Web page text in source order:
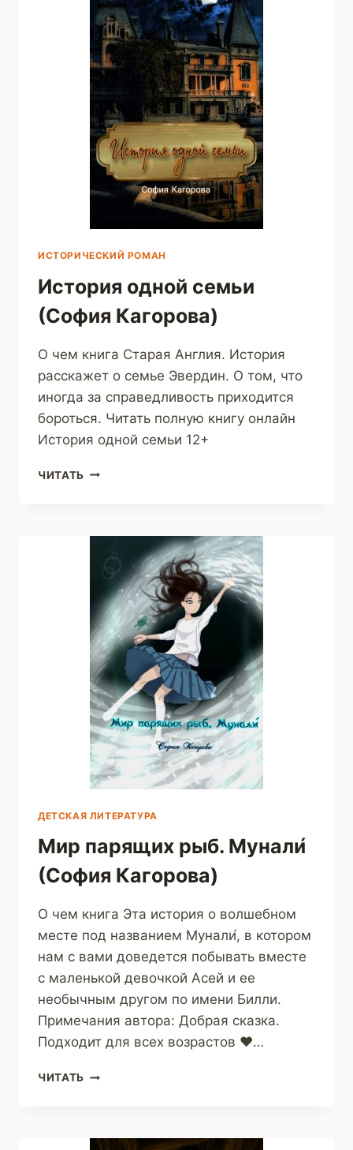
ИСТОРИЧЕСКИЙ РОМАН
История одной семьи
(София Кагорова)
О чем книга Старая Англия. История
расскажет о семье Эвердин. О том, что
иногда за справедливость приходится
бороться. Читать полную книгу онлайн
История одной семьи 12+
ЧИТАТЬ ИСТОРИЯ
КАГОРОВА)
ДЕТСКАЯ ЛИТЕРАТУРА
Мир парящих рыб. Мунали́
(София Кагорова)
О чем книга Эта история о волшебном
месте под названием Мунали́, в котором
нам с вами доведется побывать вместе
с маленькой девочкой Асей и ее
необычным другом по имени Билли.
Примечания автора: Добрая сказка.
Подходит для всех возрастов ♥︎…
ЧИТАТЬ МИР
(СОФИЯ